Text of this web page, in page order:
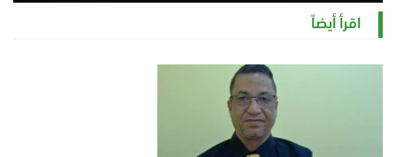
السبت 8 أغسطس 2026 11:21 ص
اقرأ أيضاً